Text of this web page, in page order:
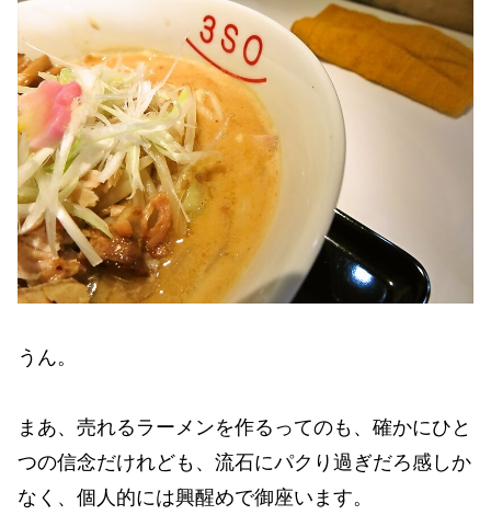
うん。
まあ、売れるラーメンを作るってのも、確かにひと
つの信念だけれども、流石にパクり過ぎだろ感しか
なく、個人的には興醒めで御座います。